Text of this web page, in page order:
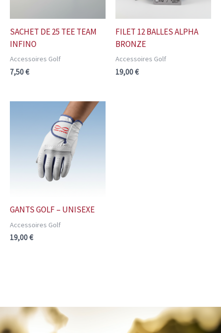
SACHET DE 25 TEE TEAM
INFINO
Accessoires Golf
7,50€
FILET 12 BALLES ALPHA
BRONZE
Accessoires Golf
19,00€
GANTS GOLF – UNISEXE
Accessoires Golf
19,00€